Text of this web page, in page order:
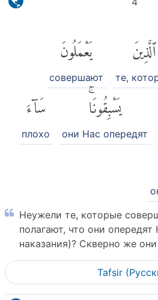
ٱلَّذِينَ
те,
يَعْمَلُونَ
совершают
يَسْبِقُونَاۚ
они Нас опередят
سَآءَ
плохо
Неужели те, которые
полагают, что они опередят
наказания)? Скверно же они
Tafsir